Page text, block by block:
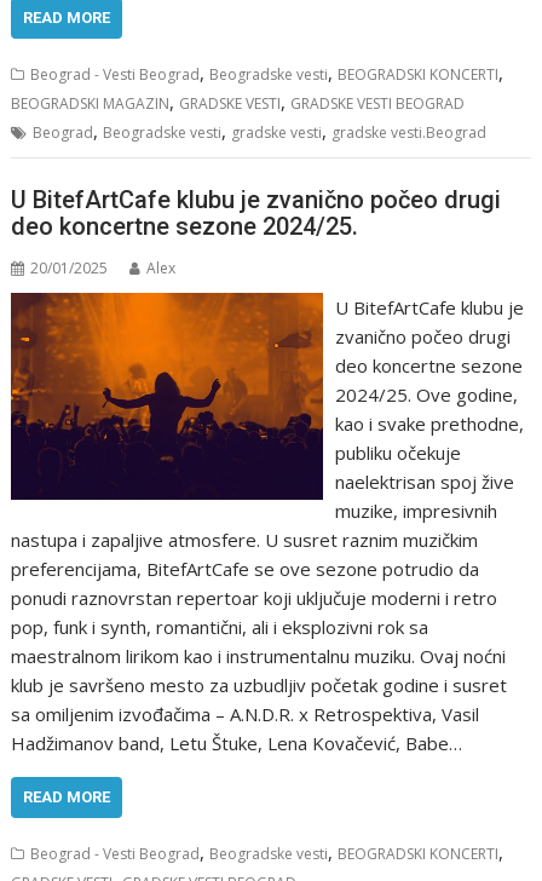
READ MORE
Beograd - Vesti Beograd, Beogradske vesti, BEOGRADSKI KONCERTI,
BEOGRADSKI MAGAZIN, GRADSKE VESTI, GRADSKE VESTI BEOGRAD
Beograd, Beogradske vesti, gradske vesti, gradske vesti.Beograd
U BitefArtCafe klubu je zvanično počeo drugi
deo koncertne sezone 2024/25.
20/01/2025 Alex
U BitefArtCafe klubu je
zvanično počeo drugi
deo koncertne sezone
2024/25. Ove godine,
kao i svake prethodne,
publiku očekuje
naelektrisan spoj žive
muzike, impresivnih
nastupa i zapaljive atmosfere. U susret raznim muzičkim
preferencijama, BitefArtCafe se ove sezone potrudio da
ponudi raznovrstan repertoar koji uključuje moderni i retro
pop, funk i synth, romantični, ali i eksplozivni rok sa
maestralnom lirikom kao i instrumentalnu muziku. Ovaj noćni
klub je savršeno mesto za uzbudljiv početak godine i susret
sa omiljenim izvođačima – A.N.D.R. x Retrospektiva, Vasil
Hadžimanov band, Letu Štuke, Lena Kovačević, Babe…
READ MORE
Beograd - Vesti Beograd, Beogradske vesti, BEOGRADSKI KONCERTI,